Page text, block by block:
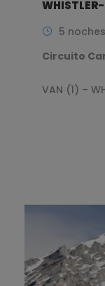
5 noches
Circuito
VAN (1) –